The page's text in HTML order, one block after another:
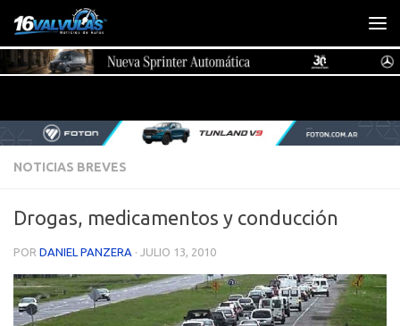
Saltar al contenido
NOTICIAS BREVES
Drogas, medicamentos y conducción
POR DANIEL PANZERA · JULIO 13, 2010